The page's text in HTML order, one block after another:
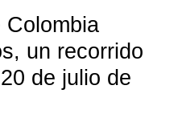
Colombia
un recorrido
de julio de